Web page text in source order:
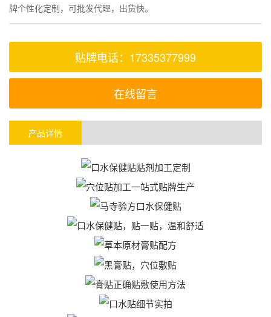
牌个性化定制，可批发代理，出货快。
贴牌电话：17335377999
在线留言
产品详情